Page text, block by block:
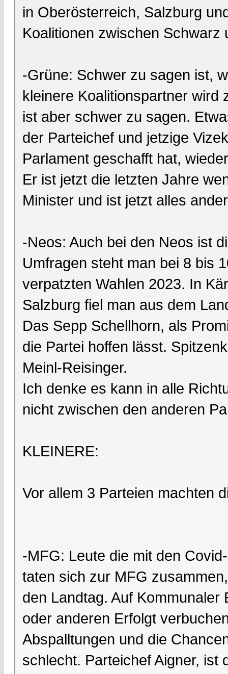
in Oberösterreich, Salzburg
Koalitionen zwischen Schwarz
-Grüne: Schwer zu sagen ist,
kleinere Koalitionspartner wird
ist aber schwer zu sagen.
der Parteichef und jetzige
Parlament geschafft hat,
Er ist jetzt die letzten Jahre
Minister und ist jetzt alles
-Neos: Auch bei den Neos ist
Umfragen steht man bei 8 bis
verpatzten Wahlen 2023. In
Salzburg fiel man aus dem
Das Sepp Schellhorn, als
die Partei hoffen lässt.
Meinl-Reisinger.
Ich denke es kann in alle
nicht zwischen den anderen
KLEINERE:
Vor allem 3 Parteien machten
-MFG: Leute die mit den
taten sich zur MFG
den Landtag. Auf
oder anderen Erfolgt
Abspalltungen und die
schlecht. Parteichef Aigner, ist